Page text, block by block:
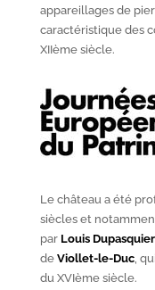
appareillages de
caractéristique des
XIIèmesiècle.
Le château a été
siècles et
par Louis Dupasquier
de Viollet-le-Duc,
du XVIèmesiècle.